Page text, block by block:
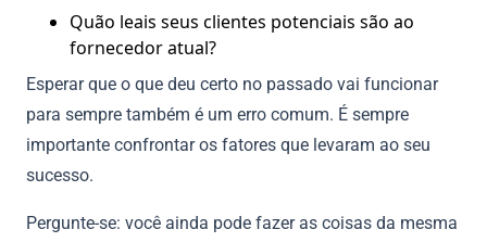
Quão leais seus clientes potenciais são ao
fornecedor atual?
Esperar que o que deu certo no passado vai funcionar
para sempre também é um erro comum. É sempre
importante confrontar os fatores que levaram ao seu
sucesso.
Pergunte-se: você ainda pode fazer as coisas da mesma